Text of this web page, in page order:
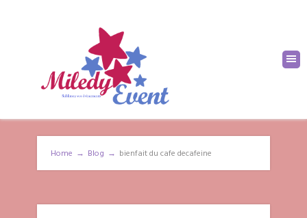
Home → Blog → bienfait du cafe decafeine